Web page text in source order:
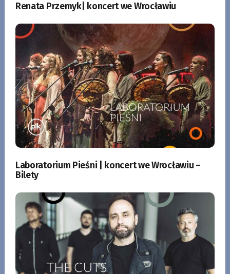
Renata Przemyk| koncert we Wrocławiu
Laboratorium Pieśni | koncert we Wrocławiu –
Bilety